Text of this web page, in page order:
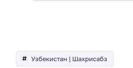
Узбекистан | Шахрисабз